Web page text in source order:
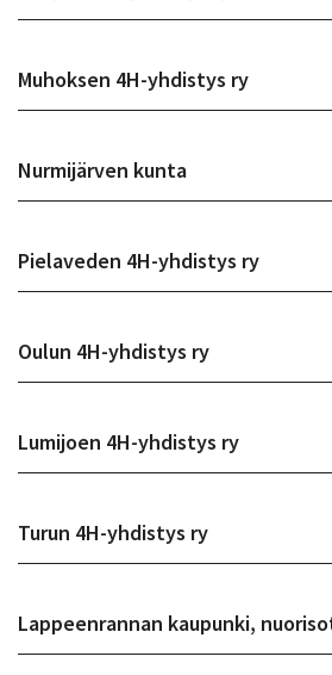
Muhoksen 4H-yhdistys ry
Nurmijärven kunta
Pielaveden 4H-yhdistys ry
Oulun 4H-yhdistys ry
Lumijoen 4H-yhdistys ry
Turun 4H-yhdistys ry
Lappeenrannan kaupunki,